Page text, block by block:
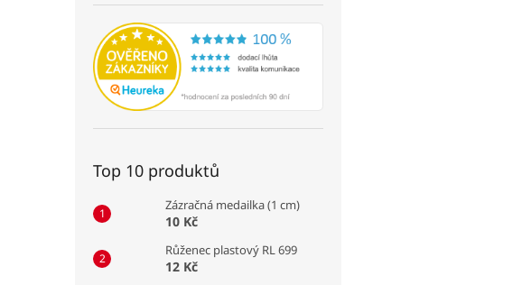
Top 10 produktů
Zázračná medailka (1 cm)
10 Kč
Růženec plastový RL 699
12 Kč